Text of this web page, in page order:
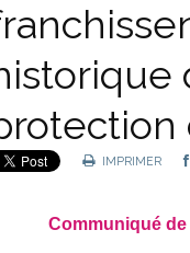
IMPRIMER
Communiqué